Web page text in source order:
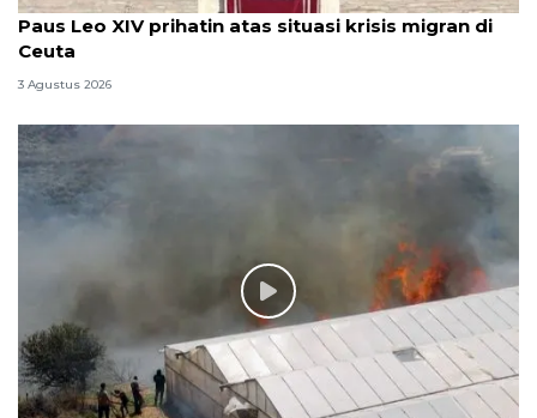
Paus Leo XIV prihatin atas situasi krisis migran di
Ceuta
3 Agustus 2026